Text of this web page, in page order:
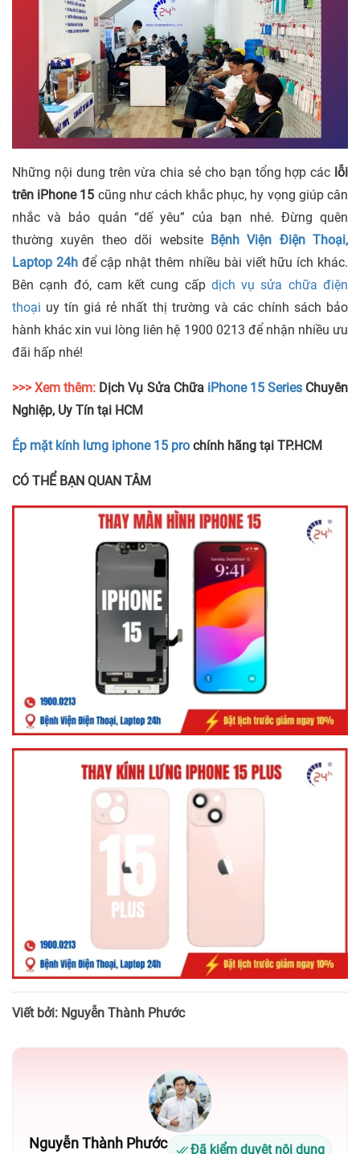
Những nội dung trên vừa chia sẻ cho bạn tổng hợp các lỗi
trên iPhone 15 cũng như cách khắc phục, hy vọng giúp cân
nhắc và bảo quản “dế yêu” của bạn nhé. Đừng quên
thường xuyên theo dõi website Bệnh Viện Điện Thoại,
Laptop 24hđể cập nhật thêm nhiều bài viết hữu ích khác.
Bên cạnh đó, cam kết cung cấp dịch vụ sửa chữa điện
thoại uy tín giá rẻ nhất thị trường và các chính sách bảo
hành khác xin vui lòng liên hệ 1900 0213 để nhận nhiều ưu
đãi hấp nhé!
>>> Xem thêm: Dịch Vụ Sửa Chữa iPhone 15 SeriesChuyên
Nghiệp, Uy Tín tại HCM
Ép mặt kính lưng iphone 15 pro chính hãng tại TP.HCM
CÓ THỂ BẠN QUAN TÂM
Viết bởi: Nguyễn Thành Phước
Nguyễn Thành Phước Đã kiểm duyệt nội dung